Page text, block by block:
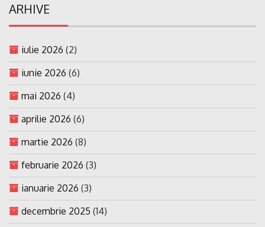
ARHIVE
iulie 2026 (2)
iunie 2026 (6)
mai 2026 (4)
aprilie 2026 (6)
martie 2026 (8)
februarie 2026 (3)
ianuarie 2026 (3)
decembrie 2025 (14)